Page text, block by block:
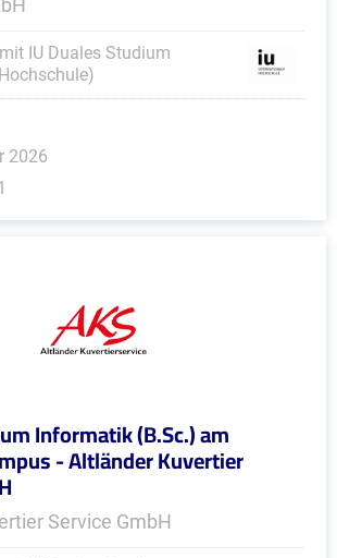
IU Duales Studium
2026
Informatik (B.Sc.) am
- Altländer Kuvertier
Service GmbH